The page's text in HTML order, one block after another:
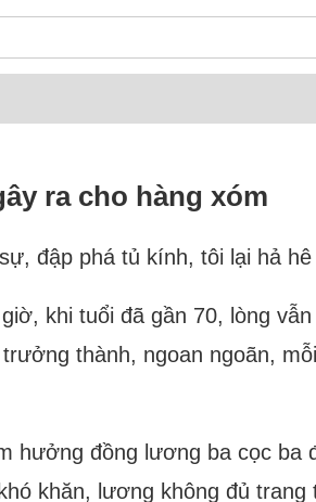
ra cho hàng xóm
đập phá tủ kính, tôi lại hả
khi tuổi đã gần 70, lòng
thành, ngoan ngoãn,
hưởng đồng lương ba cọc ba
khăn, lương không đủ